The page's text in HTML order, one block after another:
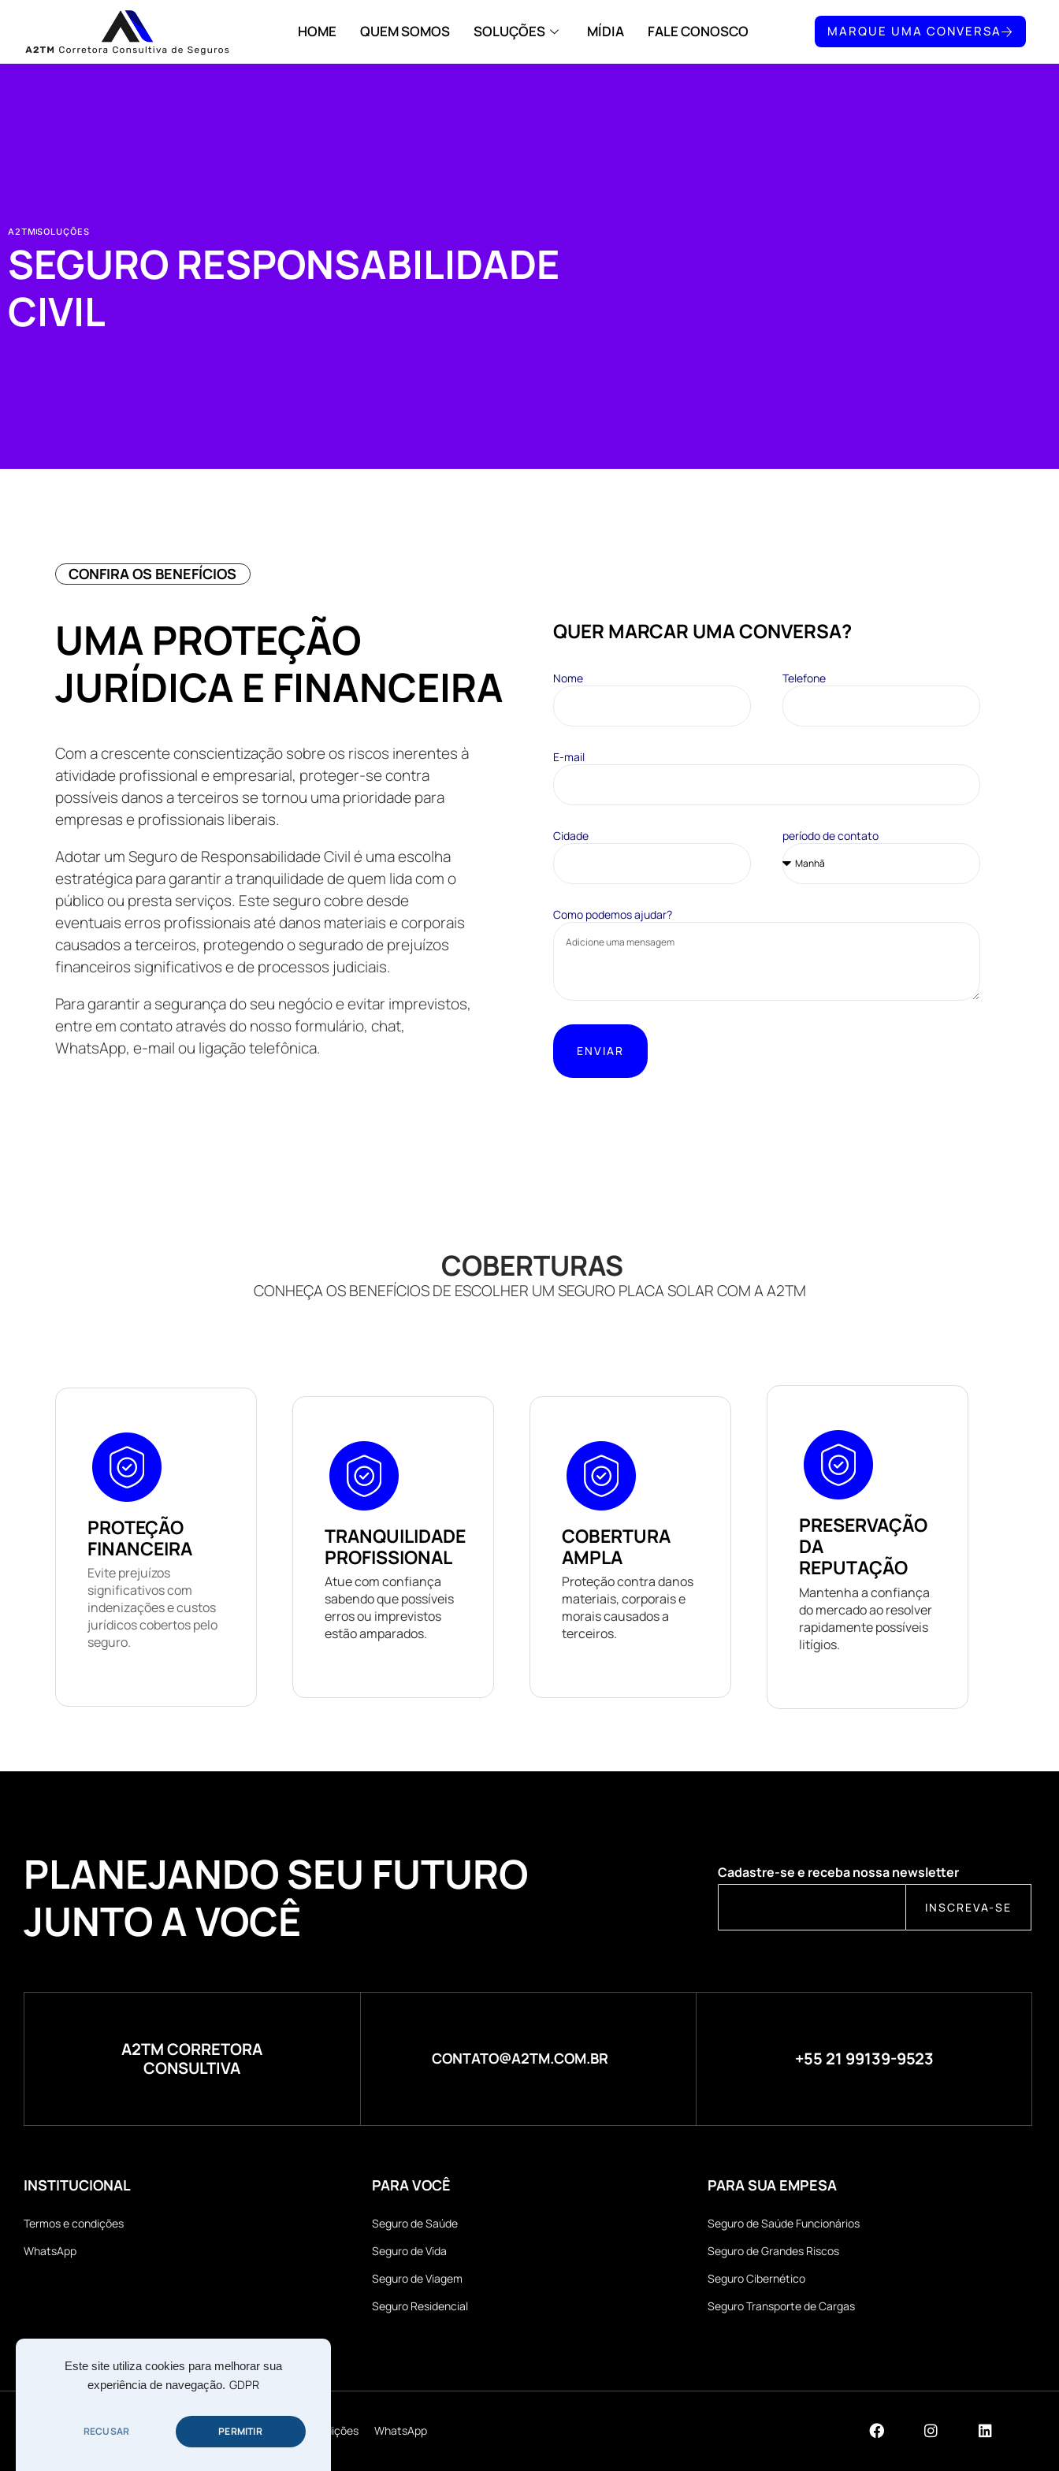
Este site utiliza cookies para melhorar sua
experiência de navegação. GDPR
RECUSAR PERMITIR
HOME QUEM SOMOS SOLUÇÕES MÍDIA FALE CONOSCO MARQUE UMA CONVERSA
A2TMSOLUÇÕES
SEGURO RESPONSABILIDADE
CIVIL
CONFIRA OS BENEFÍCIOS
UMA PROTEÇÃO
JURÍDICA E FINANCEIRA
Com a crescente conscientização sobre os riscos inerentes à
atividade profissional e empresarial, proteger-se contra
possíveis danos a terceiros se tornou uma prioridade para
empresas e profissionais liberais.
Adotar um Seguro de Responsabilidade Civil é uma escolha
estratégica para garantir a tranquilidade de quem lida com o
público ou presta serviços. Este seguro cobre desde
eventuais erros profissionais até danos materiais e corporais
causados a terceiros, protegendo o segurado de prejuízos
financeiros significativos e de processos judiciais.
Para garantir a segurança do seu negócio e evitar imprevistos,
entre em contato através do nosso formulário, chat,
WhatsApp, e-mail ou ligação telefônica.
QUER MARCAR UMA CONVERSA?
Nome Telefone
E-mail
Cidade período de contato
Como podemos ajudar?
ENVIAR
COBERTURAS
CONHEÇA OS BENEFÍCIOS DE ESCOLHER UM SEGURO PLACA SOLAR COM A A2TM
PROTEÇÃO
FINANCEIRA
Evite prejuízos
significativos com
indenizações e custos
jurídicos cobertos pelo
seguro.
TRANQUILIDADE
PROFISSIONAL
Atue com confiança
sabendo que possíveis
erros ou imprevistos
estão amparados.
COBERTURA
AMPLA
Proteção contra danos
materiais, corporais e
morais causados a
terceiros.
PRESERVAÇÃO
DA
REPUTAÇÃO
Mantenha a confiança
do mercado ao resolver
rapidamente possíveis
litígios.
PLANEJANDO SEU FUTURO
JUNTO A VOCÊ
Cadastre-se e receba nossa newsletter
INSCREVA-SE
A2TM CORRETORA
CONSULTIVA
CONTATO@A2TM.COM.BR +55 21 99139-9523
INSTITUCIONAL
Termos e condições
WhatsApp
PARA VOCÊ
Seguro de Saúde
Seguro de Vida
Seguro de Viagem
Seguro Residencial
PARA SUA EMPESA
Seguro de Saúde Funcionários
Seguro de Grandes Riscos
Seguro Cibernético
Seguro Transporte de Cargas
A2TM Todos os direitos reservados. Termos e condições WhatsApp